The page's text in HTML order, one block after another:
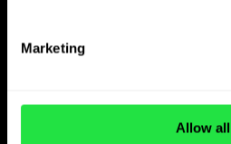
Marketing
Allow all
Hent
Hent appen